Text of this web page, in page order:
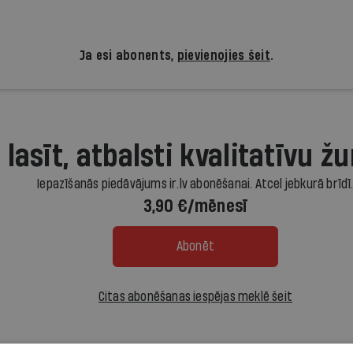
Ja esi abonents, pievienojies šeit.
lasīt, atbalsti kvalitatīvu
Iepazīšanās piedāvājums ir.lv abonēšanai. Atcel jebkurā brīdī.
3,90 €/mēnesī
Abonēt
Citas abonēšanas iespējas meklē šeit